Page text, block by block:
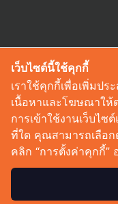
เว็บไซต์นี้ใช้คุกกี้
เราใช้คุกกี้เพื่อเพิ่มป
เนื้อหาและโฆษณาให้
การเข้าใช้งานเว็บไซ
ที่ใด คุณสามารถเลือ
คลิก “การตั้งค่าคุกกี้”